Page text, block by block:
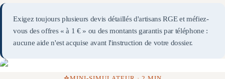
Exigez toujours plusieurs devis détaillés d'artisans RGE et méfiez-
vous des offres « à 1 € » ou des montants garantis par téléphone :
aucune aide n'est acquise avant l'instruction de votre dossier.